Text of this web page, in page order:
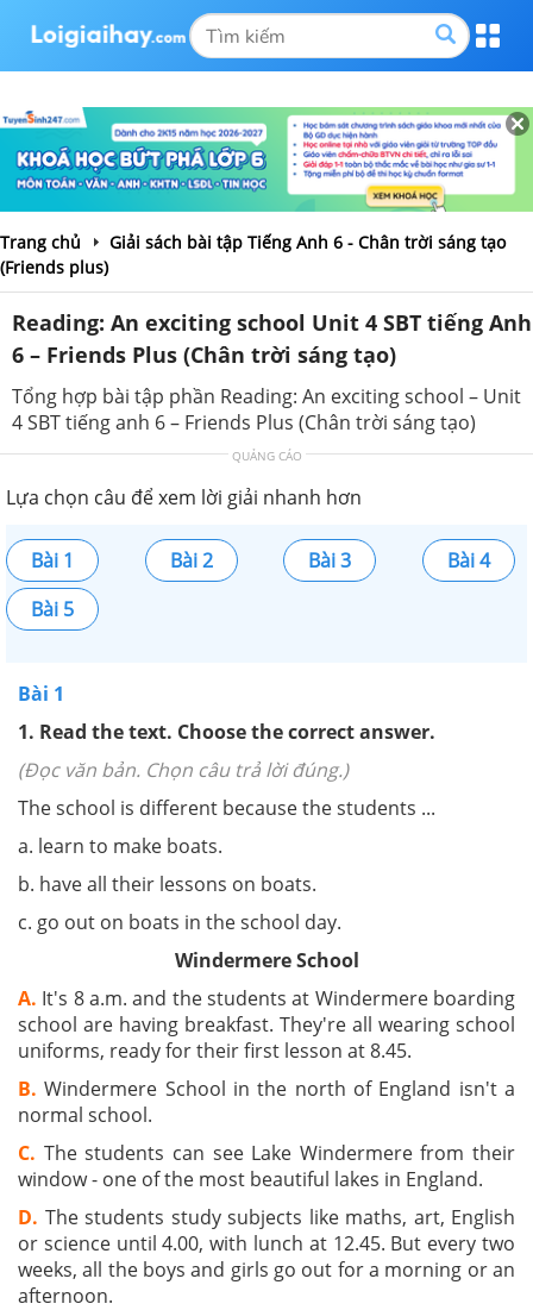
Trang chủ
Giải sách bài tập Tiếng Anh 6 - Chân trời sáng tạo
(Friends plus)
Reading: An exciting school Unit 4 SBT tiếng Anh
6 – Friends Plus (Chân trời sáng tạo)
Tổng hợp bài tập phần Reading: An exciting school – Unit
4 SBT tiếng anh 6 – Friends Plus (Chân trời sáng tạo)
QUẢNG CÁO
Lựa chọn câu để xem lời giải nhanh hơn
Bài 1 Bài 2 Bài 3
Bài 4
Bài 5
Bài 1
1. Read the text. Choose the correct answer.
(Đọc văn bản. Chọn câu trả lời đúng.)
The school is different because the students ...
a. learn to make boats.
b. have all their lessons on boats.
c. go out on boats in the school day.
Windermere School
A. It's 8 a.m. and the students at Windermere boarding
school are having breakfast. They're all wearing school
uniforms, ready for their first lesson at 8.45.
B. Windermere School in the north of England isn't a
normal school.
C. The students can see Lake Windermere from their
window - one of the most beautiful lakes in England.
D. The students study subjects like maths, art, English
or science until 4.00, with lunch at 12.45. But every two
weeks, all the boys and girls go out for a morning or an
afternoon.